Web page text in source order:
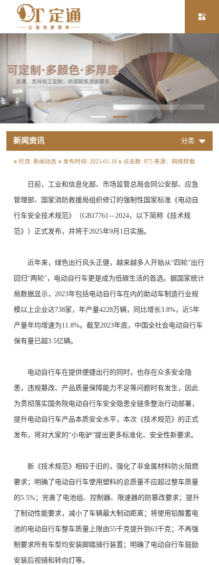
新闻资讯 分类
≡ 栏目: 新闻动态 ≡ 发布时间: 2025-01-18 ≡ 点击数: 975 来源：网络转载
日前，工业和信息化部、市场监管总局会同公安部、应急
管理部、国家消防救援局组织修订的强制性国家标准《电动自
行车安全技术规范》（GB17761—2024，以下简称《技术规
范》）正式发布，并将于2025年9月1日实施。
近年来，绿色出行风头正健，越来越多人开始从“四轮”出行
回归“两轮”，电动自行车更是成为低碳生活的首选。据国家统计
局数据显示，2023年包括电动自行车在内的助动车制造行业规
模以上企业达738家，年产量4228万辆，同比增长3.8%，近5年
产量年均增速为11.8%。截至2023年底，中国全社会电动自行车
保有量已超3.5亿辆。
电动自行车在提供便捷出行的同时，也存在众多安全隐
患，违规篡改、产品质量保障能力不足等问题时有发生，因此
为贯彻落实国务院电动自行车安全隐患全链条整治行动部署，
提升电动自行车产品本质安全水平，本次《技术规范》的正式
发布，将对大家的“小电驴”提出更多标准化、安全性新要求。
新《技术规范》相较于旧的，强化了非金属材料防火阻燃
要求；明确了电动自行车使用塑料的总质量不应超过整车质量
的5.5%；完善了电池组、控制器、限速器的防篡改要求；提升
了制动性能要求，减小了车辆最大制动距离；将使用铅酸蓄电
池的电动自行车整车质量上限由55千克提升到63千克；不再强
制要求所有车型均安装脚踏骑行装置；明确了电动自行车鼓励
安装后视镜和转向灯等。